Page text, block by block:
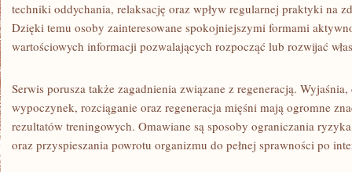
techniki oddychania, relaksację oraz wpływ regularnej praktyki na
Dzięki temu osoby zainteresowane spokojniejszymi formami
wartościowych informacji pozwalających rozpocząć lub rozwijać
Serwis porusza także zagadnienia związane z regeneracją.
wypoczynek, rozciąganie oraz regeneracja mięśni mają ogromne
rezultatów treningowych. Omawiane są sposoby ograniczania
oraz przyspieszania powrotu organizmu do pełnej sprawności po